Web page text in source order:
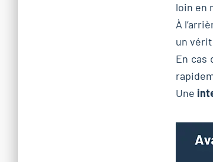
loin en
À
un
En cas
Une